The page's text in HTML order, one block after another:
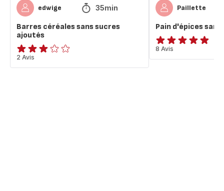
edwige 35min
Barres céréales sans sucres
ajoutés
Avis
3
2 Avis
Paillette
Pain d'épices
ratings.4.8
8 Avis